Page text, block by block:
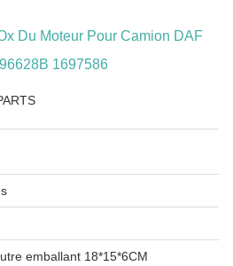
Du Moteur Pour Camion DAF
1697586
emballant 18*15*6CM